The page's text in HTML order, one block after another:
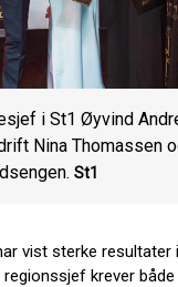
i St1 Øyvind
Nina Thomassen
St1
vist sterke resultater
krever